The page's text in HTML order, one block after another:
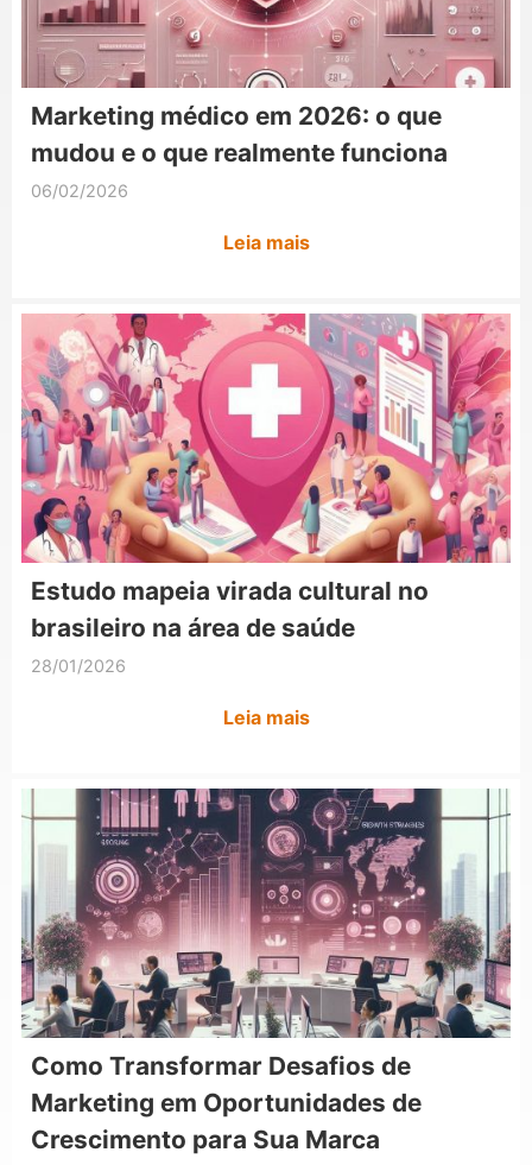
Marketing médico em 2026: o que
mudou e o que realmente funciona
06/02/2026
Leia mais
Estudo mapeia virada cultural no
brasileiro na área de saúde
28/01/2026
Leia mais
Como Transformar Desafios de
Marketing em Oportunidades de
Crescimento para Sua Marca